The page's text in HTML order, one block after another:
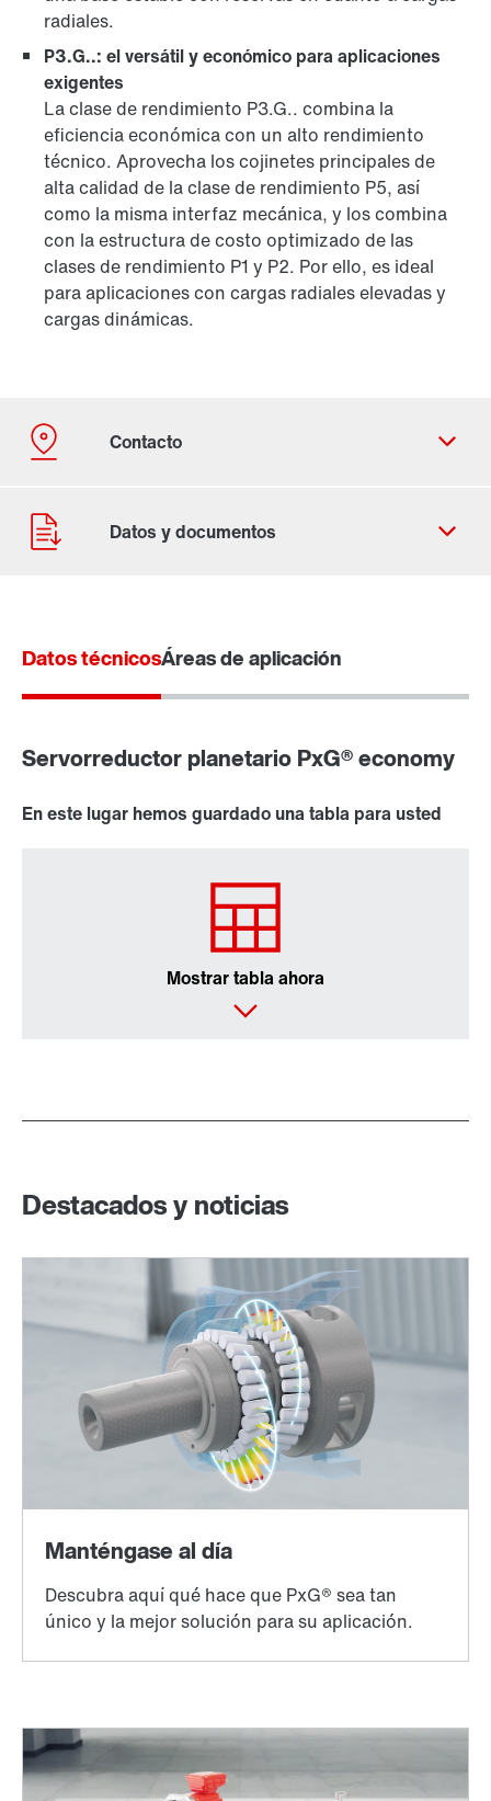
radiales.
P3.G..: el versátil y económico para aplicaciones
exigentes
La clase de rendimiento P3.G.. combina la
eficiencia económica con un alto rendimiento
técnico. Aprovecha los cojinetes principales de
alta calidad de la clase de rendimiento P5, así
como la misma interfaz mecánica, y los combina
con la estructura de costo optimizado de las
clases de rendimiento P1 y P2. Por ello, es ideal
para aplicaciones con cargas radiales elevadas y
cargas dinámicas.
Contacto
Datos técnicosÁreas de aplicación
Servorreductor planetario PxG® economy
En este lugar hemos guardado una tabla para usted
Mostrar tabla ahora
Destacados y noticias